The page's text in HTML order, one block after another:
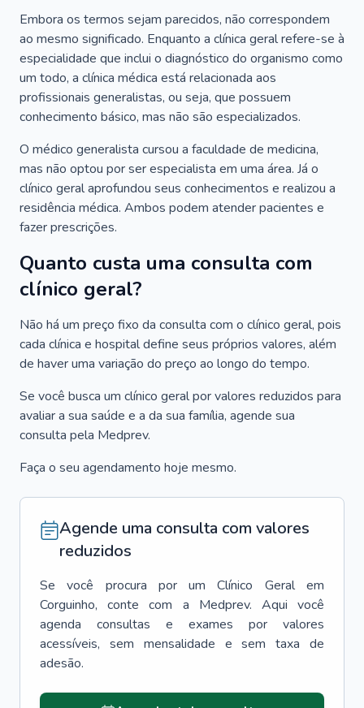
Embora os termos sejam parecidos, não correspondem
ao mesmo significado. Enquanto a clínica geral refere-se à
especialidade que inclui o diagnóstico do organismo como
um todo, a clínica médica está relacionada aos
profissionais generalistas, ou seja, que possuem
conhecimento básico, mas não são especializados.
O médico generalista cursou a faculdade de medicina,
mas não optou por ser especialista em uma área. Já o
clínico geral aprofundou seus conhecimentos e realizou a
residência médica. Ambos podem atender pacientes e
fazer prescrições.
Quanto custa uma consulta com
clínico geral?
Não há um preço fixo da consulta com o clínico geral, pois
cada clínica e hospital define seus próprios valores, além
de haver uma variação do preço ao longo do tempo.
Se você busca um clínico geral por valores reduzidos para
avaliar a sua saúde e a da sua família, agende sua
consulta pela Medprev.
Faça o seu agendamento hoje mesmo.
Agende uma consulta com valores
reduzidos
Se você procura por um Clínico Geral
em
Corguinho, conte com a Medprev. Aqui você
agenda consultas e exames por valores
acessíveis, sem mensalidade e sem taxa de
adesão.